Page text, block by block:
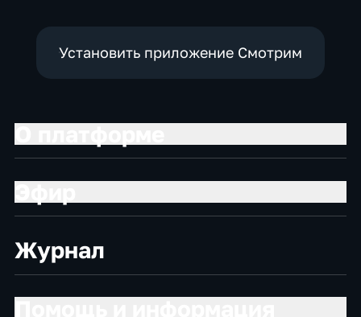
Установить приложение Смотрим
Журнал